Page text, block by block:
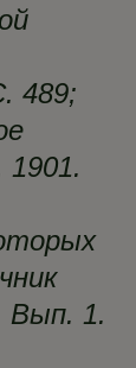
489;
1901.
Вып. 1.